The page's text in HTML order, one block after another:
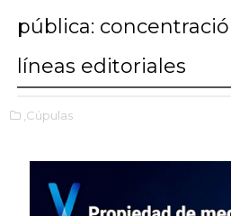
pública:
líneas editoriales
,Cúpulas